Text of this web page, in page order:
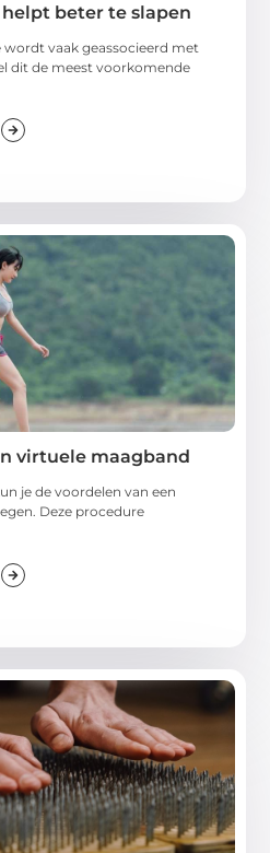
beter te slapen
vaak geassocieerd met
dit de meest voorkomende
virtuele maagband
je de voordelen van een
Deze procedure